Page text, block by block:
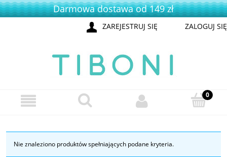
Darmowa dostawa od 149 zł
ZAREJESTRUJ SIĘ ZALOGUJ SIĘ
Nie znaleziono produktów spełniających podane kryteria.